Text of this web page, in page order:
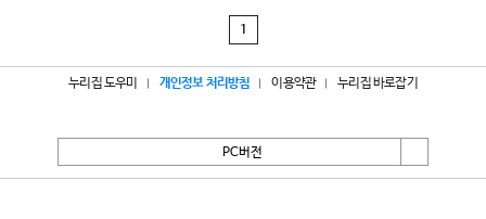
1
누리집 도우미 개인정보 처리방침 이용약관 누리집 바로잡기
PC버전